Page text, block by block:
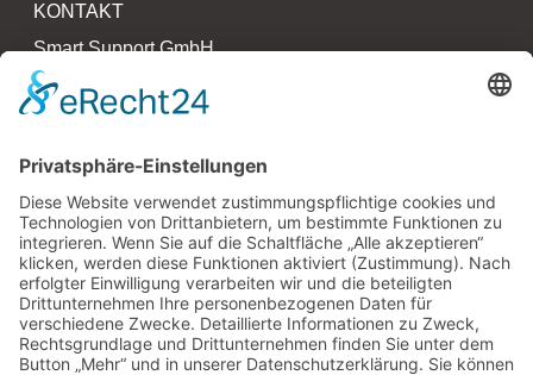
KONTAKT
Smart Support GmbH
Kollaustr. 64 – 66
22529 Hamburg
F 040 790 273 27 3
www.smartsupport.de
hallo@smartsupport.de
PARTNER